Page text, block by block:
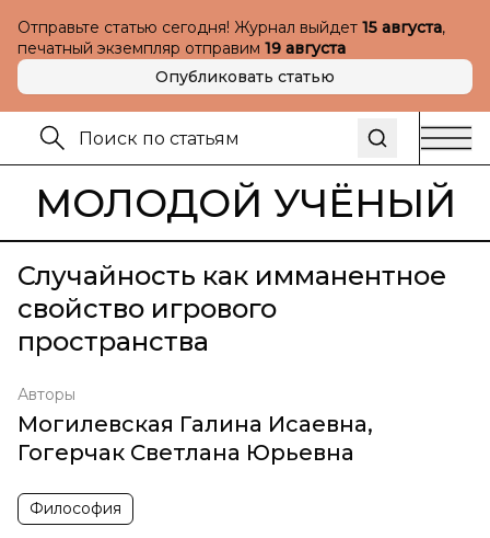
Отправьте статью сегодня! Журнал выйдет 15 августа,
печатный экземпляр отправим 19 августа
Опубликовать статью
МОЛОДОЙ УЧЁНЫЙ
Случайность как имманентное
свойство игрового
пространства
Авторы
Могилевская Галина Исаевна,
Гогерчак Светлана Юрьевна
Философия